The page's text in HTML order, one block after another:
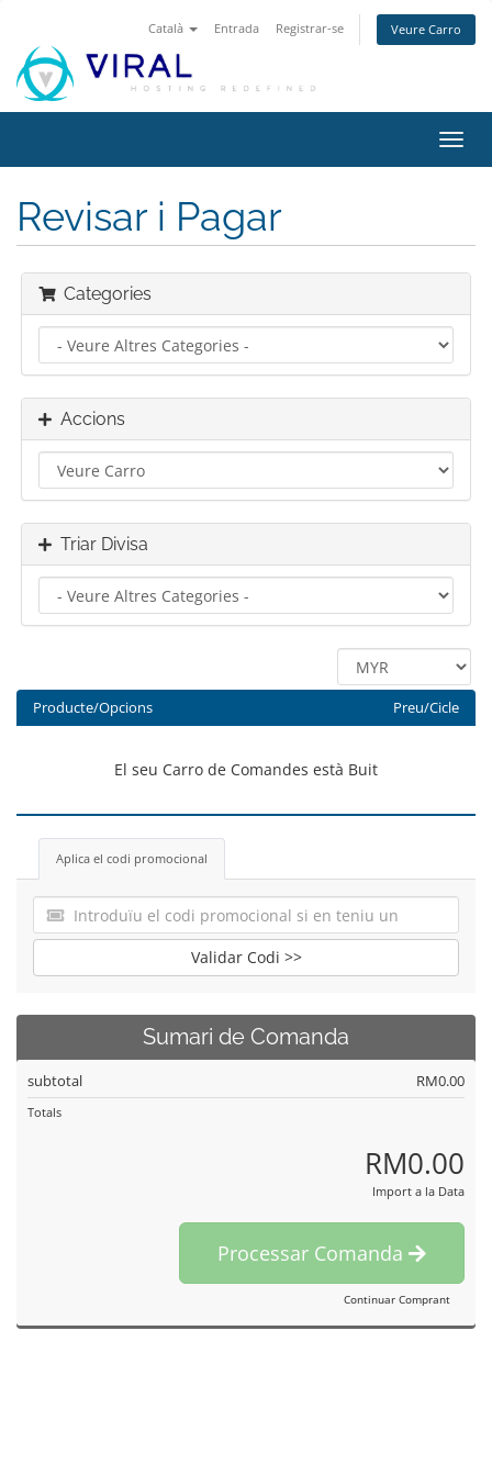
Català Entrada Registrar-se Veure Carro
la
Revisar i Pagar
Categories
Accions
Triar Divisa
Producte/Opcions Preu/Cicle
El seu Carro de Comandes està Buit
Aplica el codi promocional
Validar Codi >>
Sumari de Comanda
subtotal RM0.00
Totals
RM0.00
Import a la Data
Processar Comanda
Continuar Comprant